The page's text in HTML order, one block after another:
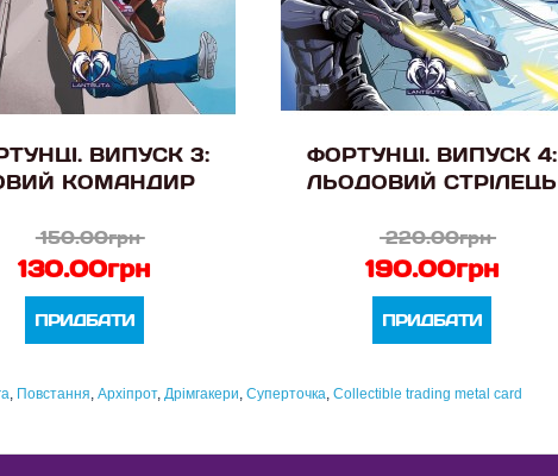
ВИПУСК 3:
КОМАНДИР
150.00грн
130.00грн
ПРИДБАТИ
ФОРТУНЦІ. ВИПУСК 4:
ЛЬОДОВИЙ СТРІЛЕЦЬ
220.00грн
190.00грн
ПРИДБАТИ
, Повстання, Архіпрот, Дрімгакери, Суперточка, Collectible trading metal card